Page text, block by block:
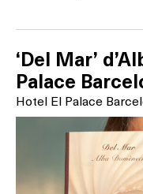
‘Del Mar’
Palace
Hotel El Palace